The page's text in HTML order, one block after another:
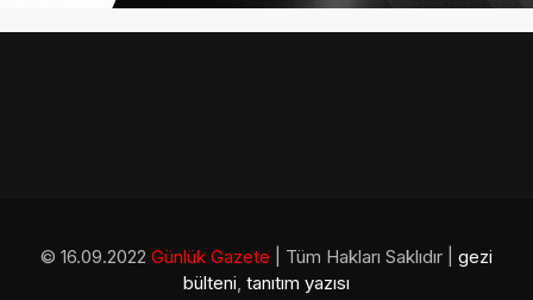
© 16.09.2022 Günlük Gazete | Tüm Hakları Saklıdır | gezi
bülteni, tanıtım yazısı